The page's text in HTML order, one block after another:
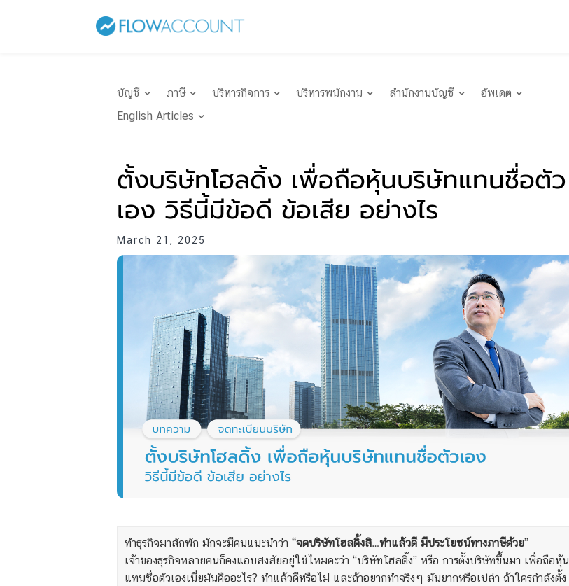
บัญชี ภาษี บริหารกิจการ บริหารพนักงาน สำนักงานบัญชี
อัพเดต
English Articles
ตั้งบริษัทโฮลดิ้ง เพื่อถือหุ้นบริษัทแทนชื่อตัว
เอง วิธีนี้มีข้อดี ข้อเสีย อย่างไร
March 21, 2025
ทำธุรกิจมาสักพัก มักจะมีคนแนะนำว่า “จดบริษัทโฮลดิ้งสิ…ทำแล้วดี มีประโยชน์ทางภาษีด้วย”
เจ้าของธุรกิจหลายคนก็คงแอบสงสัยอยู่ใช่ไหมคะว่า “บริษัทโฮลดิ้ง” หรือ การตั้งบริษัทขึ้นมา เพื่อถือหุ้น
แทนชื่อตัวเองเนี่ยมันคืออะไร? ทำแล้วดีหรือไม่ และถ้าอยากทำจริงๆ มันยากหรือเปล่า ถ้าใครกำลังตั้ง